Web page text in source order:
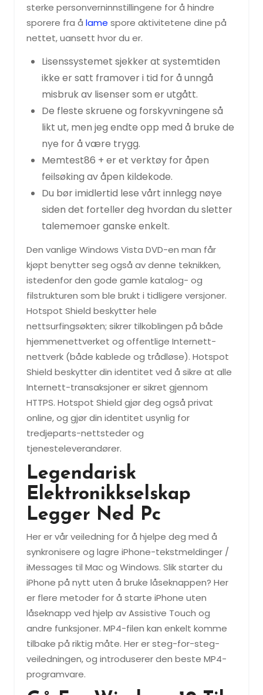
sterke personverninnstillingene for å hindre
sporere fra å lame spore aktivitetene dine på
nettet, uansett hvor du er.
Lisenssystemet sjekker at systemtiden
ikke er satt framover i tid for å unngå
misbruk av lisenser som er utgått.
De fleste skruene og forskyvningene så
likt ut, men jeg endte opp med å bruke de
nye for å være trygg.
Memtest86 + er et verktøy for åpen
feilsøking av åpen kildekode.
Du bør imidlertid lese vårt innlegg nøye
siden det forteller deg hvordan du sletter
talememoer ganske enkelt.
Den vanlige Windows Vista DVD-en man får
kjøpt benytter seg også av denne teknikken,
istedenfor den gode gamle katalog- og
filstrukturen som ble brukt i tidligere versjoner.
Hotspot Shield beskytter hele
nettsurfingsøkten; sikrer tilkoblingen på både
hjemmenettverket og offentlige Internett-
nettverk (både kablede og trådløse). Hotspot
Shield beskytter din identitet ved å sikre at alle
Internett-transaksjoner er sikret gjennom
HTTPS. Hotspot Shield gjør deg også privat
online, og gjør din identitet usynlig for
tredjeparts-nettsteder og
tjenesteleverandører.
Legendarisk
Elektronikkselskap
Legger Ned Pc
Her er vår veiledning for å hjelpe deg med å
synkronisere og lagre iPhone-tekstmeldinger /
iMessages til Mac og Windows. Slik starter du
iPhone på nytt uten å bruke låseknappen? Her
er flere metoder for å starte iPhone uten
låseknapp ved hjelp av Assistive Touch og
andre funksjoner. MP4-filen kan enkelt komme
tilbake på riktig måte. Her er steg-for-steg-
veiledningen, og introduserer den beste MP4-
programvare.